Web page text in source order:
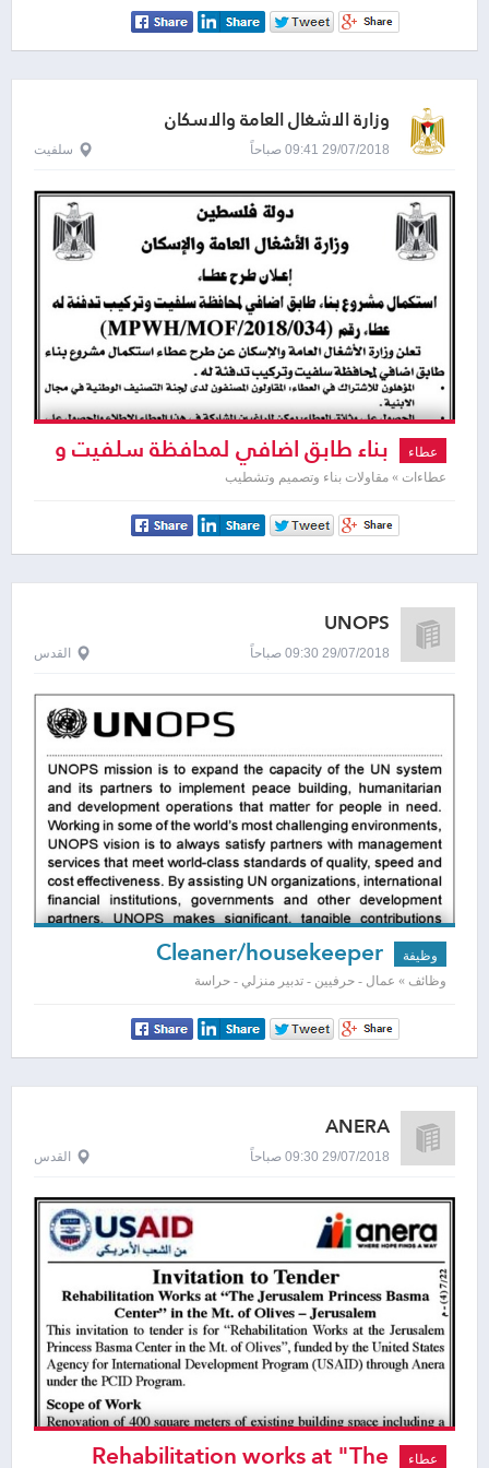
وزارة الاشغال العامة والاسكان
29/07/2018 09:41 صباحاً سلفيت
عطاء بناء طابق اضافي لمحافظة سلفيت و
تركيب تدفئة له
عطاءات » مقاولات بناء وتصميم وتشطيب
UNOPS
29/07/2018 09:30 صباحاً القدس
وظيفة
وظائف » عمال - حرفيين - تدبير منزلي - حراسة
ANERA
29/07/2018 09:30 صباحاً القدس
عطاء Rehabilitation works at "The